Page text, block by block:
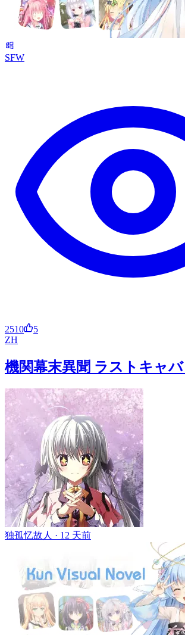
SFW
2510
5
ZH
機関幕末異聞 ラストキャ
独孤忆故人 · 12 天前